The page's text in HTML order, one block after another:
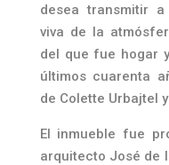
desea transmitir
viva de la
del que fue hogar
últimos cuarenta
de Colette Urbajtel
El inmueble fue
arquitecto José de